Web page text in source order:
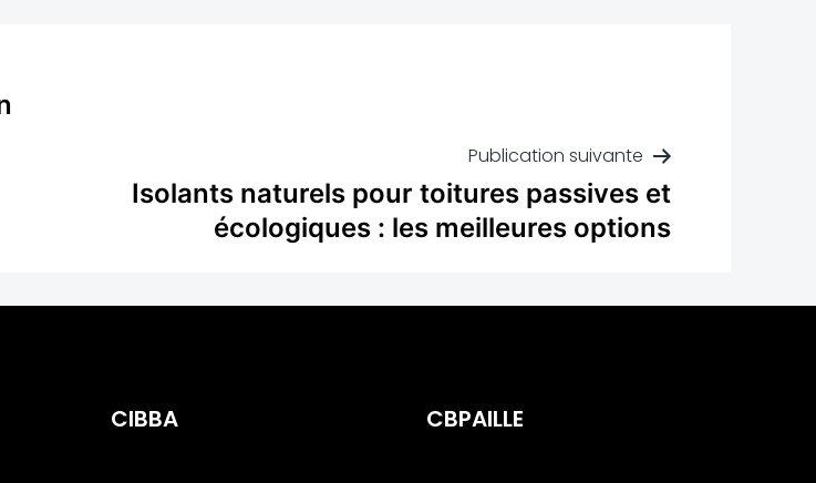
Publication suivante
Isolants naturels pour toitures passives et
écologiques : les meilleures options
CIBBA CBPAILLE